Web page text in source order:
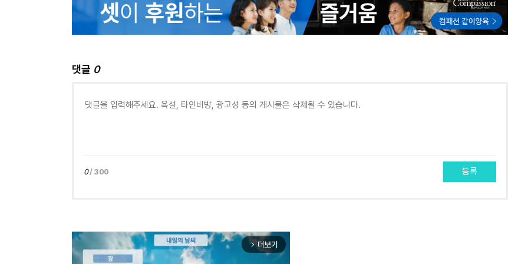
댓글 0
0/ 300 등록
arrow_forward_ios 더보기